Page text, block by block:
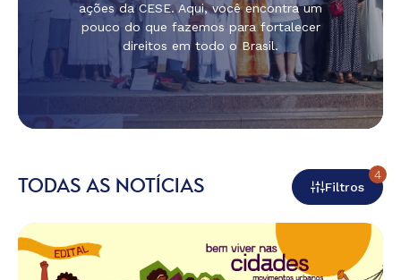
ações da CESE. Aqui, você encontra um
pouco do que fazemos para fortalecer
direitos em todo o Brasil.
TODAS AS NOTÍCIAS Filtros
4